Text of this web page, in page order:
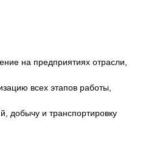
на предприятиях отрасли,
всех этапов работы,
добычу и транспортировку